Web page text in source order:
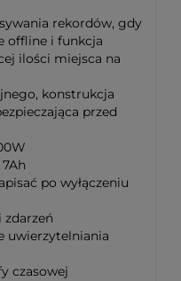
rekordów, gdy
offline i funkcja
ilości miejsca na
konstrukcja
przed
po wyłączeniu
zdarzeń
uwierzytelniania
czasowej